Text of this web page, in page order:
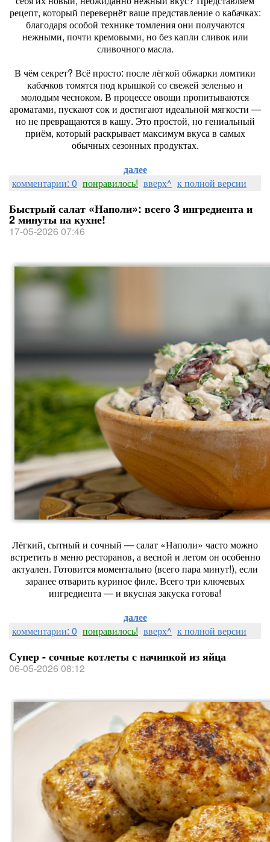
рецепт, который перевернёт ваше представление о кабачках:
благодаря особой технике томления они получаются
нежными, почти кремовыми, но без капли сливок или
сливочного масла.
В чём секрет? Всё просто: после лёгкой обжарки ломтики
кабачков томятся под крышкой со свежей зеленью и
молодым чесноком. В процессе овощи пропитываются
ароматами, пускают сок и достигают идеальной мягкости —
но не превращаются в кашу. Это простой, но гениальный
приём, который раскрывает максимум вкуса в самых
обычных сезонных продуктах.
далее
комментарии: 0 понравилось! вверх^ к полной версии
Быстрый салат «Наполи»: всего 3 ингредиента и
2 минуты на кухне!
17-05-2026 07:46
Лёгкий, сытный и сочный — салат «Наполи» часто можно
встретить в меню ресторанов, а весной и летом он особенно
актуален. Готовится моментально (всего пара минут!), если
заранее отварить куриное филе. Всего три ключевых
ингредиента — и вкусная закуска готова!
далее
комментарии: 0 понравилось! вверх^ к полной версии
Супер - сочные котлеты с начинкой из яйца
06-05-2026 08:12